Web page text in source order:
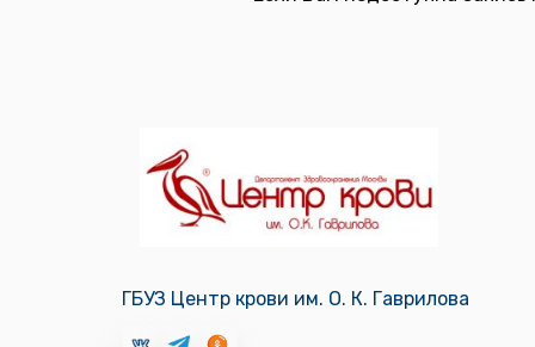
ГБУЗ Центр крови им. О. К. Гаврилова